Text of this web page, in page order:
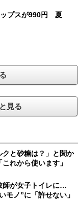
ップスが990円 夏
見る
クと砂糖は？」と聞か
れから使います」
師が女子トイレに…
モノ”に「許せない」